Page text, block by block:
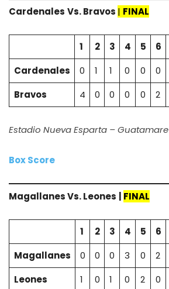
Cardenales Vs. Bravos | FINAL
1 2 3 4 5 6
Cardenales
0 1 1 0 0 0
Bravos
4 0 0 0 0 2
Estadio Nueva Esparta – Guatamare
Box Score
Magallanes Vs.Leones | FINAL
1 2 3 4 5 6
Magallanes
0 0 0 3 0 2
Leones
1 0 1 0 2 0